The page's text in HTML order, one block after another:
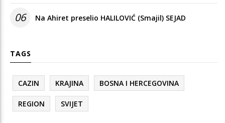
06 Na Ahiret preselio HALILOVIĆ (Smajil) SEJAD
TAGS
CAZIN KRAJINA BOSNA I HERCEGOVINA
REGION SVIJET